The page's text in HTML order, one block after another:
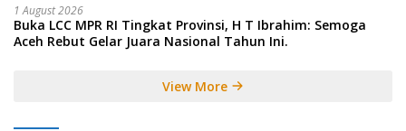
1 August 2026
Buka LCC MPR RI Tingkat Provinsi, H T Ibrahim: Semoga
Aceh Rebut Gelar Juara Nasional Tahun Ini.
View More